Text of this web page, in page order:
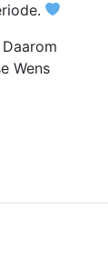
Wens